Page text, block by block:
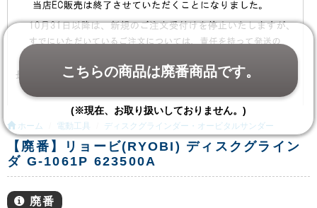
ホーム 電動工具 ディスクグラインダー・オービタルサンダー
【廃番】リョービ(RYOBI) ディスクグライン
ダ G-1061P 623500A
廃番
こちらの商品は廃番商品です。
(※現在、お取り扱いしておりません。)